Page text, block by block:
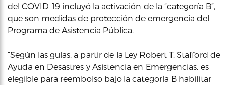
del COVID-19 incluyó la activación de la “categoría B”,
que son medidas de protección de emergencia del
Programa de Asistencia Pública.
“Según las guías, a partir de la Ley Robert T. Stafford de
Ayuda en Desastres y Asistencia en Emergencias, es
elegible para reembolso bajo la categoría B habilitar